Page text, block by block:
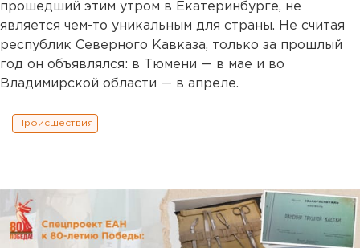
прошедший этим утром в Екатеринбурге, не
является чем-то уникальным для страны. Не считая
республик Северного Кавказа, только за прошлый
год он объявлялся: в Тюмени — в мае и во
Владимирской области — в апреле.
Происшествия